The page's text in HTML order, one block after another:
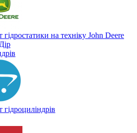
гідростатики на техніку John Deere
гідроциліндрів